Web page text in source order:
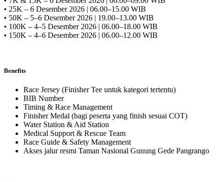
• 25K – 6 Desember 2026 | 06.00–15.00 WIB
• 50K – 5–6 Desember 2026 | 19.00–13.00 WIB
• 100K – 4–5 Desember 2026 | 06.00–18.00 WIB
• 150K – 4–6 Desember 2026 | 06.00–12.00 WIB
Benefits
Race Jersey (Finisher Tee untuk kategori tertentu)
BIB Number
Timing & Race Management
Finisher Medal (bagi peserta yang finish sesuai COT)
Water Station & Aid Station
Medical Support & Rescue Team
Race Guide & Safety Management
Akses jalur resmi Taman Nasional Gunung Gede Pangrango